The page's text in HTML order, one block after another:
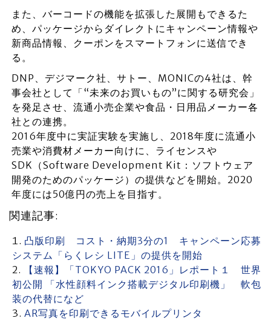
また、バーコードの機能を拡張した展開もできるた
め、パッケージからダイレクトにキャンペーン情報や
新商品情報、クーポンをスマートフォンに送信でき
る。
DNP、デジマーク社、サトー、MONICの4社は、幹
事会社として「“未来のお買いもの”に関する研究会」
を発足させ、流通小売企業や食品・日用品メーカー各
社との連携。
2016年度中に実証実験を実施し、2018年度に流通小
売業や消費材メーカー向けに、ライセンスや
SDK（Software Development Kit：ソフトウェア
開発のためのパッケージ）の提供などを開始。2020
年度には50億円の売上を目指す。
関連記事:
凸版印刷 コスト・納期3分の1 キャンペーン応募
システム「らくレシ LITE」の提供を開始
【速報】「TOKYO PACK 2016」レポート１ 世界
初公開 「水性顔料インク搭載デジタル印刷機」 軟包
装の代替になど
AR写真を印刷できるモバイルプリンタ